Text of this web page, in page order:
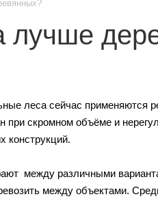
лучше
леса сейчас применяются
скромном объёме и
конструкций.
между различными
между объектами.